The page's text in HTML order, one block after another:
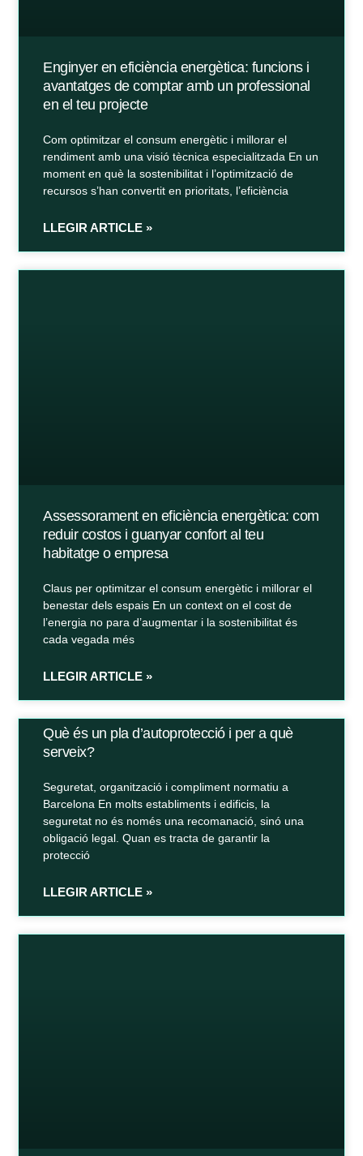
Enginyer en eficiència energètica: funcions i
avantatges de comptar amb un professional
en el teu projecte
Com optimitzar el consum energètic i millorar el
rendiment amb una visió tècnica especialitzada En un
moment en què la sostenibilitat i l’optimització de
recursos s’han convertit en prioritats, l’eficiència
LLEGIR ARTICLE »
Assessorament en eficiència energètica: com
reduir costos i guanyar confort al teu
habitatge o empresa
Claus per optimitzar el consum energètic i millorar el
benestar dels espais En un context on el cost de
l’energia no para d’augmentar i la sostenibilitat és
cada vegada més
LLEGIR ARTICLE »
Què és un pla d’autoprotecció i per a què
serveix?
Seguretat, organització i compliment normatiu a
Barcelona En molts establiments i edificis, la
seguretat no és només una recomanació, sinó una
obligació legal. Quan es tracta de garantir la
protecció
LLEGIR ARTICLE »